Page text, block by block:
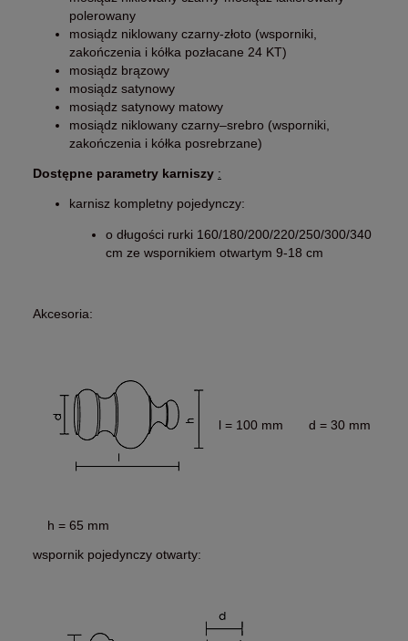
polerowany
mosiądz niklowany czarny-złoto (wsporniki,
zakończenia i kółka pozłacane 24 KT)
mosiądz brązowy
mosiądz satynowy
mosiądz satynowy matowy
mosiądz niklowany czarny–srebro (wsporniki,
zakończenia i kółka posrebrzane)
Dostępne parametry karniszy :
karnisz kompletny pojedynczy:
o długości rurki 160/180/200/220/250/300/340
cm ze wspornikiem otwartym 9-18 cm
Akcesoria:
l = 100 mm d = 30 mm
h = 65 mm
wspornik pojedynczy otwarty: